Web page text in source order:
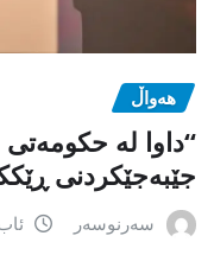
هەواڵ
“داوا لە
جێبەجێكردنی
سەرنوسەر ئاب 6,